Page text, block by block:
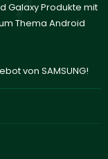
Galaxy Produkte mit
Thema Android
von SAMSUNG!